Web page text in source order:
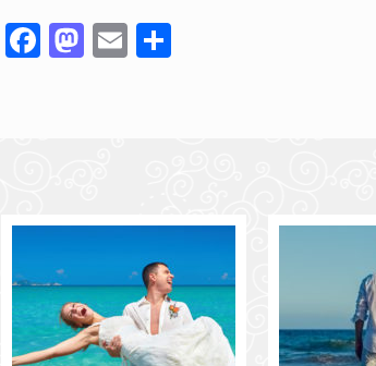
Facebook
Mastodon
Email